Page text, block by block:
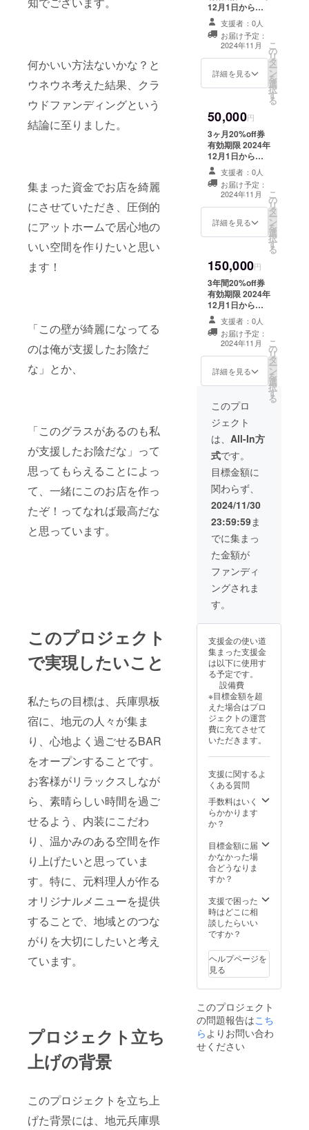
何かいい方法ないかな？と
ウネウネ考えた結果、クラ
ウドファンディングという
結論に至りました。
集まった資金でお店を綺麗
にさせていただき、圧倒的
にアットホームで居心地の
いい空間を作りたいと思い
ます！
「この壁が綺麗になってる
のは俺が支援したお陰だ
な」とか、
「このグラスがあるのも私
が支援したお陰だな」って
思ってもらえることによっ
て、一緒にこのお店を作っ
たぞ！ってなれば最高だな
と思っています。
このプロジェクト
で実現したいこと
私たちの目標は、兵庫県板
宿に、地元の人々が集ま
り、心地よく過ごせるBAR
をオープンすることです。
お客様がリラックスしなが
ら、素晴らしい時間を過ご
せるよう、内装にこだわ
り、温かみのある空間を作
り上げたいと思っていま
す。特に、元料理人が作る
オリジナルメニューを提供
することで、地域とのつな
がりを大切にしたいと考え
ています。
プロジェクト立ち
上げの背景
このプロジェクトを立ち上
げた背景には、地元兵庫県
12月1日から
2025年12月末ま
で 支援者：0人
お届け予定：
2024年11月
詳細を見る
こ
の
リ
タ
ー
ン
を
選
択
す
る
50,000円
3ヶ月20%off券
有効期限 2024年
12月1日から
2025年12月末ま
で 支援者：0人
お届け予定：
2024年11月
詳細を見る
こ
の
リ
タ
ー
ン
を
選
択
す
る
150,000円
3年間20%off券
有効期限 2024年
12月1日から
2028年12月末ま
で 支援者：0人
お届け予定：
2024年11月
詳細を見る
こ
の
リ
タ
ー
ン
を
選
択
す
る
このプロ
ジェクト
は、 All-In方
式です。
目標金額に
関わらず、
2024/11/30
23:59:59ま
でに集まっ
た金額が
ファンディ
ングされま
す。
支援金の使い道
集まった支援金
は以下に使用す
る予定です。
設備費
※目標金額を超
えた場合はプロ
ジェクトの運営
費に充てさせて
いただきます。
支援に関するよ
くある質問
手数料はいく
らかかります
か？
目標金額に届
かなかった場
合どうなりま
すか？
支援で困った
時はどこに相
談したらいい
ですか？
ヘルプページを
見る
このプロジェクト
の問題報告はこち
らよりお問い合わ
せください